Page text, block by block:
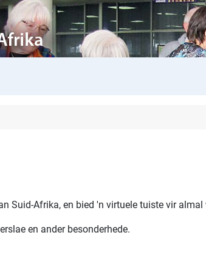
Suid-Afrika, en bied 'n virtuele tuiste vir
en ander besonderhede.